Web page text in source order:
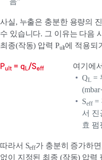
사실, 누출은 충분한 용량의
수 있습니다. 그 이유는 다음
최종(작동) 압력 Pult에 적용되
Pult= qL/Seff
여기에
QL =
Seff=
서 진
효 펌
따라서 Seff가 충분히 증가하
없이 지정된 최종 (작동) 압력